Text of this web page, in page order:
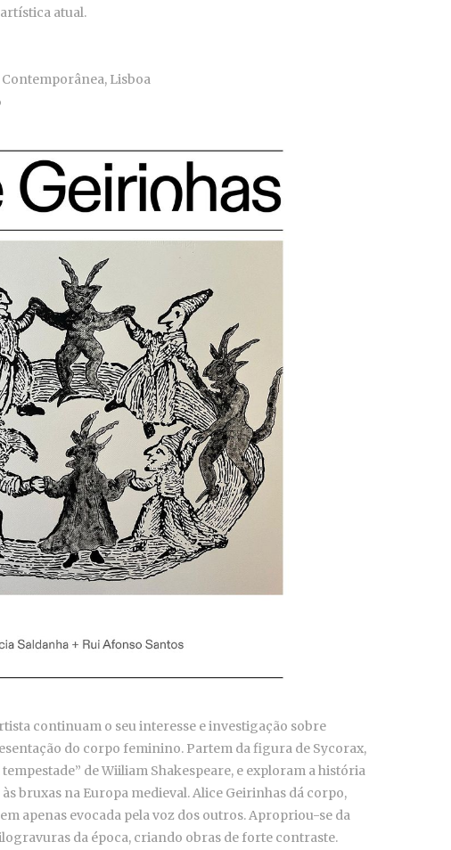
atual.
Contemporânea, Lisboa
continuam o seu interesse e investigação sobre
do corpo feminino. Partem da figura de Sycorax,
de Wiiliam Shakespeare, e exploram a história
bruxas na Europa medieval. Alice Geirinhas dá corpo,
apenas evocada pela voz dos outros. Apropriou-se da
da época, criando obras de forte contraste.